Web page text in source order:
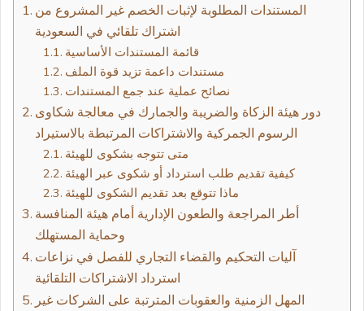
المستندات المطلوبة لإثبات الخصم غير المشروع من
اشتراك تلقائي في السعودية
قائمة المستندات الأساسية
مستندات داعمة تزيد قوة الملف
نصائح عملية عند جمع المستندات
دور هيئة الزكاة والضريبة والجمارك في معالجة شكاوى
الرسوم الجمركية والاشتراكات المرتبطة بالاستيراد
متى تتوجه بشكوى للهيئة
كيفية تقديم طلب استرداد أو شكوى عبر الهيئة
ماذا تتوقع بعد تقديم الشكوى للهيئة
أطر المراجعة والطعون الإدارية أمام هيئة المنافسة
وحماية المستهلك
آليات التحكيم والقضاء التجاري للفصل في نزاعات
استرداد الاشتراكات التلقائية
المهل الزمنية والعقوبات المترتبة على الشركات غير